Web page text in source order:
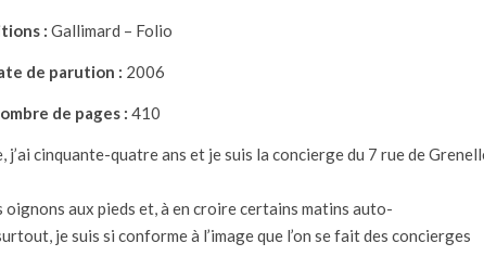
: Gallimard – Folio
de parution : 2006
de pages : 410
j’ai cinquante-quatre ans et je suis la concierge du 7 rue de
oignons aux pieds et, à en croire certains matins auto-
je suis si conforme à l’image que l’on se fait des concierges